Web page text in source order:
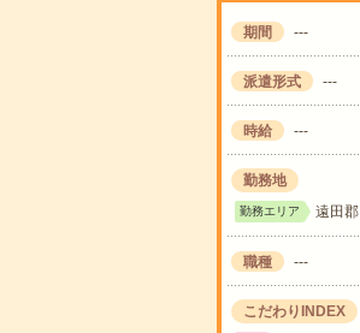
期間 ---
派遣形式 ---
時給 ---
勤務地
勤務エリア 遠田郡
職種 ---
こだわりINDEX